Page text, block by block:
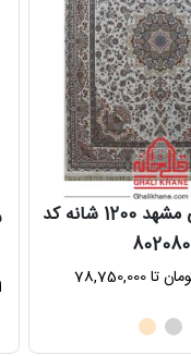
فرش ماشینی مشهد 1200 شانه کد
802080
از 7,380,000 تومان تا 78,750,000
از